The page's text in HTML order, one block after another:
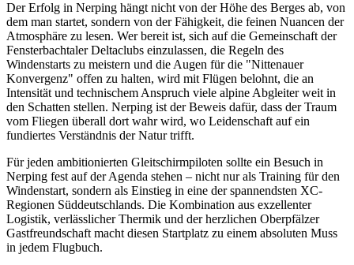
Der Erfolg in Nerping hängt nicht von der Höhe des Berges ab, von
dem man startet, sondern von der Fähigkeit, die feinen Nuancen der
Atmosphäre zu lesen. Wer bereit ist, sich auf die Gemeinschaft der
Fensterbachtaler Deltaclubs einzulassen, die Regeln des
Windenstarts zu meistern und die Augen für die "Nittenauer
Konvergenz" offen zu halten, wird mit Flügen belohnt, die an
Intensität und technischem Anspruch viele alpine Abgleiter weit in
den Schatten stellen. Nerping ist der Beweis dafür, dass der Traum
vom Fliegen überall dort wahr wird, wo Leidenschaft auf ein
fundiertes Verständnis der Natur trifft.
Für jeden ambitionierten Gleitschirmpiloten sollte ein Besuch in
Nerping fest auf der Agenda stehen – nicht nur als Training für den
Windenstart, sondern als Einstieg in eine der spannendsten XC-
Regionen Süddeutschlands. Die Kombination aus exzellenter
Logistik, verlässlicher Thermik und der herzlichen Oberpfälzer
Gastfreundschaft macht diesen Startplatz zu einem absoluten Muss
in jedem Flugbuch.